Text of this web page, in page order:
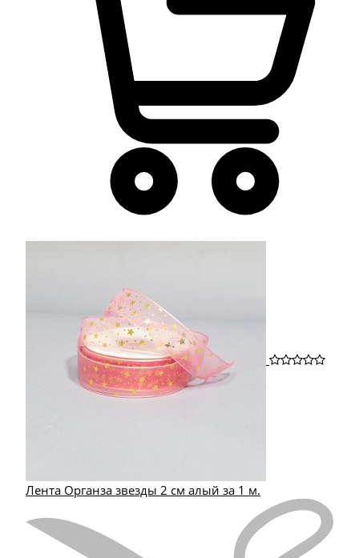
Лента Органза звезды 2 см алый за 1 м.